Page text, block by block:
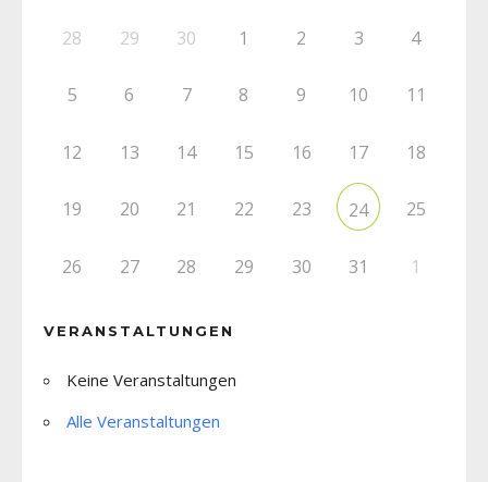
28 29 30 1 2 3 4
5 6 7 8 9 10 11
12 13 14 15 16 17 18
19 20 21 22 23 24 25
26 27 28 29 30 31 1
VERANSTALTUNGEN
Keine Veranstaltungen
Alle Veranstaltungen